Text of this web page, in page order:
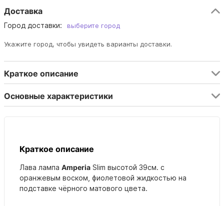
Доставка
Город доставки: выберите город
Укажите город, чтобы увидеть варианты доставки.
Краткое описание
Основные характеристики
Краткое описание
Лава лампа Amperia Slim высотой 39см. с
оранжевым воском, фиолетовой жидкостью на
подставке чёрного матового цвета.